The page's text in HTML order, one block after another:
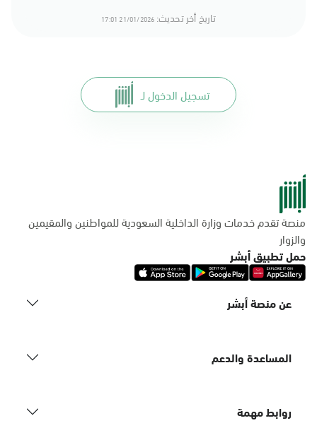
تاريخ أخر تحديث: 21/01/2026 17:01
تسجيل الدخول لـ
منصة تقدم خدمات وزارة الداخلية السعودية للمواطنين والمقيمين
والزوار
حمل تطبيق أبشر
عن منصة أبشر
المساعدة والدعم
روابط مهمة